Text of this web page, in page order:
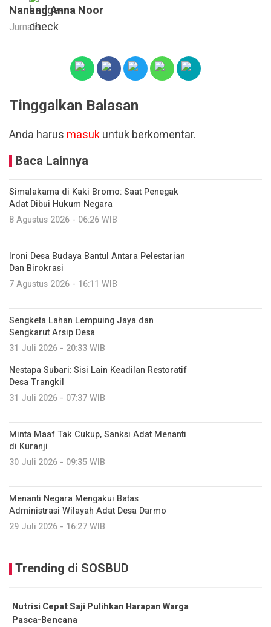
Nanang Anna Noor
Jurnalis
Tinggalkan Balasan
Anda harus masukuntuk berkomentar.
Baca Lainnya
Simalakama di Kaki Bromo: Saat Penegak
Adat Dibui Hukum Negara
8 Agustus 2026 - 06:26 WIB
Ironi Desa Budaya Bantul Antara Pelestarian
Dan Birokrasi
7 Agustus 2026 - 16:11 WIB
Sengketa Lahan Lempuing Jaya dan
Sengkarut Arsip Desa
31 Juli 2026 - 20:33 WIB
Nestapa Subari: Sisi Lain Keadilan Restoratif
Desa Trangkil
31 Juli 2026 - 07:37 WIB
Minta Maaf Tak Cukup, Sanksi Adat Menanti
di Kuranji
30 Juli 2026 - 09:35 WIB
Menanti Negara Mengakui Batas
Administrasi Wilayah Adat Desa Darmo
29 Juli 2026 - 16:27 WIB
Trending di SOSBUD
Nutrisi Cepat Saji Pulihkan Harapan Warga
Pasca-Bencana